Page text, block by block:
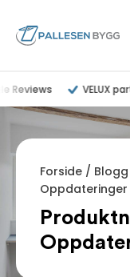
Reviews VELUX
Forside / Blogg
Oppdateringer